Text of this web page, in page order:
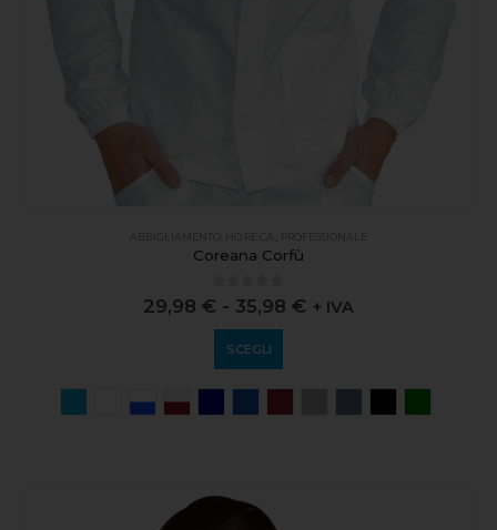
ABBIGLIAMENTO HO.RE.CA. PROFESSIONALE
Coreana Corfù
0 out of 5
29,98 € - 35,98 € + IVA
SCEGLI